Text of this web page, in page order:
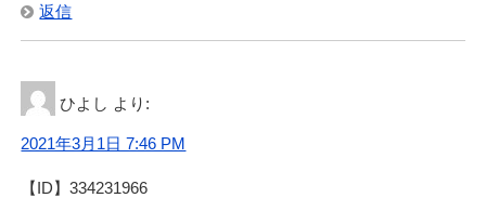
返信
ひよし より:
2021年3月1日 7:46 PM
【ID】334231966